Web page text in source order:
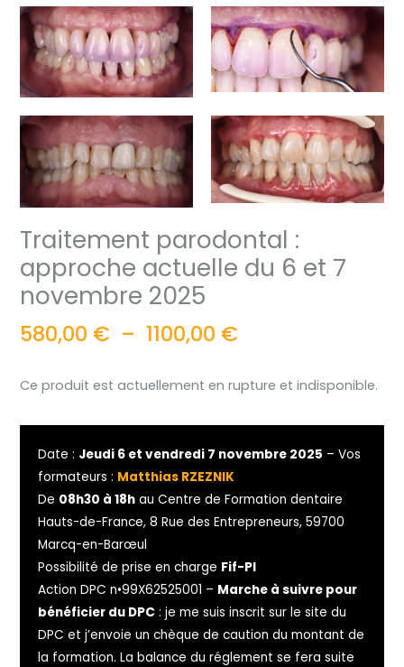
Traitement parodontal :
approche actuelle du 6 et 7
novembre 2025
580,00 € – 1100,00 €
Ce produit est actuellement en rupture et indisponible.
Date : Jeudi 6 et vendredi 7 novembre 2025 – Vos
formateurs : Matthias RZEZNIK
De 08h30 à 18h au Centre de Formation dentaire
Hauts-de-France, 8 Rue des Entrepreneurs, 59700
Marcq-en-Barœul
Possibilité de prise en charge Fif-Pl
Action DPC n•99X62525001 – Marche à suivre pour
bénéficier du DPC : je me suis inscrit sur le site du
DPC et j’envoie un chèque de caution du montant de
la formation. La balance du réglement se fera suite